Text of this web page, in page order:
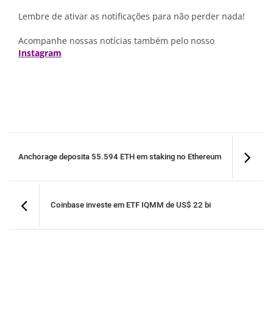
Lembre de ativar as notificações para não perder nada!
Acompanhe nossas notícias também pelo nosso
Instagram
Anchorage deposita 55.594 ETH em staking no Ethereum
Coinbase investe em ETF IQMM de US$ 22 bi